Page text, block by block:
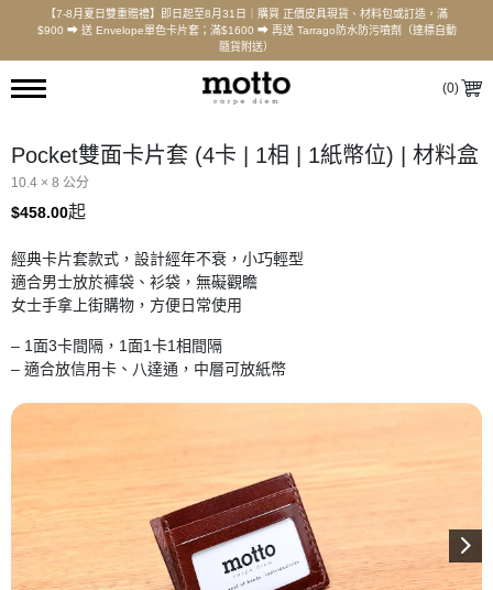
【7-8月夏日雙重贈禮】即日起至8月31日｜購買 正價皮具現貨、材料包或訂造，滿
$900 ⮕ 送 Envelope單色卡片套；滿$1600 ⮕ 再送 Tarrago防水防污噴劑（達標自動
隨貨附送）
(0)
Pocket雙面卡片套 (4卡 | 1相 | 1紙幣位) | 材料盒
10.4 × 8 公分
$458.00起
經典卡片套款式，設計經年不衰，小巧輕型
適合男士放於褲袋、衫袋，無礙觀瞻
女士手拿上街購物，方便日常使用
– 1面3卡間隔，1面1卡1相間隔
– 適合放信用卡、八達通，中層可放紙幣